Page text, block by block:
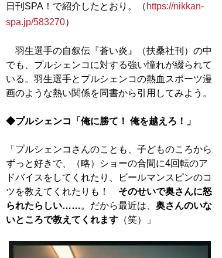
日刊SPA！で紹介したとおり。（ https://nikkan-
spa.jp/583270）
羽生選手の自叙伝『蒼い炎』（扶桑社刊）の中
でも、プルシェンコに対する強い憧れが綴られて
いる。羽生選手とプルシェンコの熱血スポーツ漫
画のような熱い関係を同書から引用してみよう。
◆プルシェンコ「俺に勝て！ 俺を越えろ！」
「プルシェンコさんのことも、子どものころから
ずっと好きで、（略）ショーの合間に4回転のア
ドバイスをしてくれたり、ビールマンスピンのコ
ツを教えてくれたりも！ そのせいで奥さんに怒
られたらしい……。だから最近は、 奥さんのいな
いところで教えてくれます （笑）」